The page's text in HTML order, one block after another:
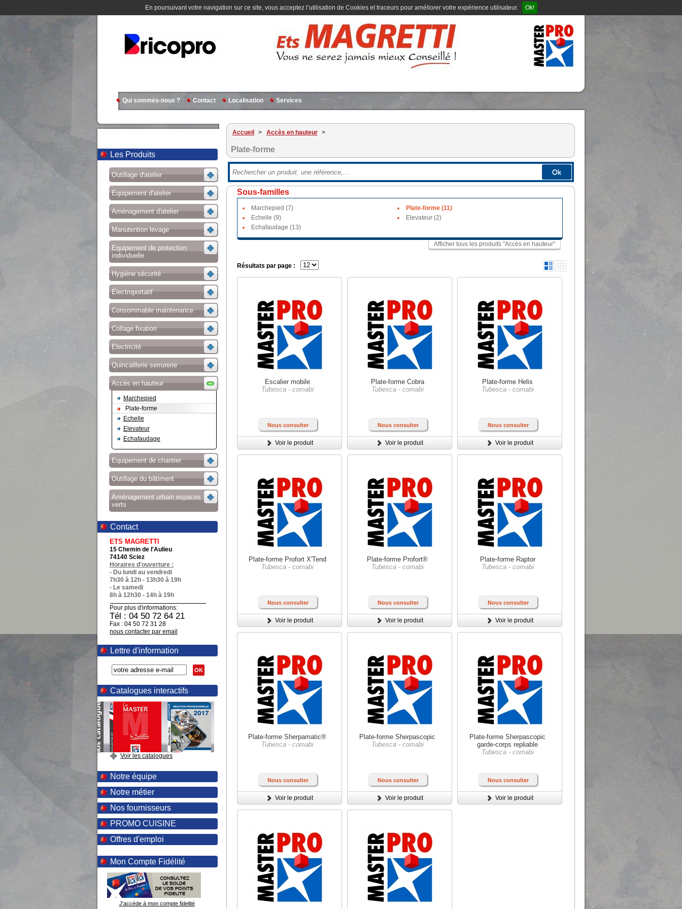
En poursuivant votre navigation sur ce site, vous acceptez l’utilisation de Cookies et traceurs pour améliorer votre expérience utilisateur. Ok!
Qui sommes-nous ? Contact Localisation Services
Les Produits
Outillage d'atelier
Equipement d'atelier
Aménagement d'atelier
Manutention levage
Equipement de protection
individuelle
Hygiène sécurité
Électroportatif
Consommable maintenance
Collage fixation
Electricité
Quincaillerie serrurerie
Accès en hauteur
Marchepied
Plate-forme
Echelle
Elevateur
Echafaudage
Equipement de chantier
Outillage du bâtiment
Aménagement urbain espaces
verts
Contact
ETS MAGRETTI
15 Chemin de l'Aulieu
74140 Sciez
Horaires d'ouverture :
- Du lundi au vendredi
7h30 à 12h - 13h30 à 19h
- Le samedi
8h à 12h30 - 14h à 19h
Pour plus d'informations:
Tél : 04 50 72 64 21
Fax : 04 50 72 31 28
nous contacter par email
Lettre d'information
OK
Catalogues interactifs
Voir les catalogues
Notre équipe
Notre métier
Nos fournisseurs
PROMO CUISINE
Offres d'emploi
Mon Compte Fidélité
J'accède à mon compte fidelité
Accueil > Accès en hauteur >
Plate-forme
Ok
Sous-familles
Marchepied (7)
Plate-forme (11)
Echelle (9)
Elevateur (2)
Echafaudage (13)
Afficher tous les produits "Accès en hauteur"
Résultats par page :
Escalier mobile
Tubesca - comabi
Nous consulter
Voir le produit
Plate-forme Cobra
Tubesca - comabi
Nous consulter
Voir le produit
Plate-forme Helis
Tubesca - comabi
Nous consulter
Voir le produit
Plate-forme Profort X'Tend
Tubesca - comabi
Nous consulter
Voir le produit
Plate-forme Profort®
Tubesca - comabi
Nous consulter
Voir le produit
Plate-forme Raptor
Tubesca - comabi
Nous consulter
Voir le produit
Plate-forme Sherpamatic®
Tubesca - comabi
Nous consulter
Voir le produit
Plate-forme Sherpascopic
Tubesca - comabi
Nous consulter
Voir le produit
Plate-forme Sherpascopic
garde-corps repliable
Tubesca - comabi
Nous consulter
Voir le produit